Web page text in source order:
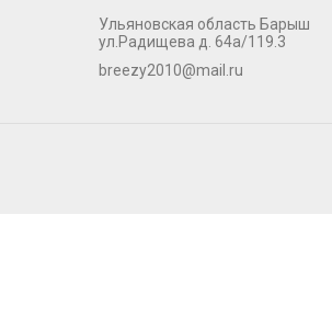
Ульяновская область Барыш
ул.Радищева д. 64а/119.3
breezy2010@mail.ru